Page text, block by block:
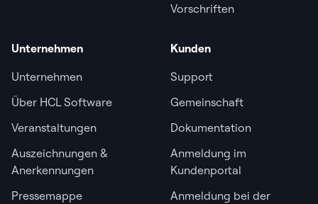
Vorschriften
Unternehmen
Unternehmen
Über HCL Software
Veranstaltungen
Auszeichnungen &
Anerkennungen
Pressemappe
Kunden
Support
Gemeinschaft
Dokumentation
Anmeldung im
Kundenportal
Anmeldung bei der